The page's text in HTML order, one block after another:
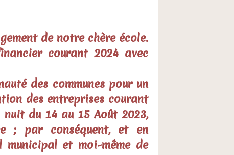
de notre chère école.
courant 2024 avec
des communes pour un
des entreprises courant
du 14 au 15 Août 2023,
; par conséquent, et en
municipal et moi-même de